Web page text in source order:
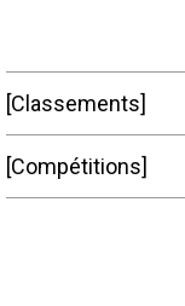
Classements
Compétitions